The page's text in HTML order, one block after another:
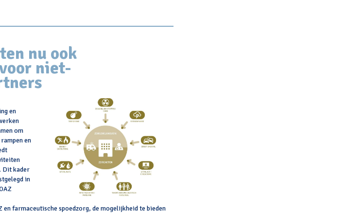
nu ook
niet-
en
om
en
Dit kader
in
en farmaceutische spoedzorg, de mogelijkheid te bieden